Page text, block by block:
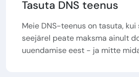
Tasuta DNS teenus
Meie DNS-teenus on tasuta,
seejärel peate maksma ainult
uuendamise eest - ja mitte